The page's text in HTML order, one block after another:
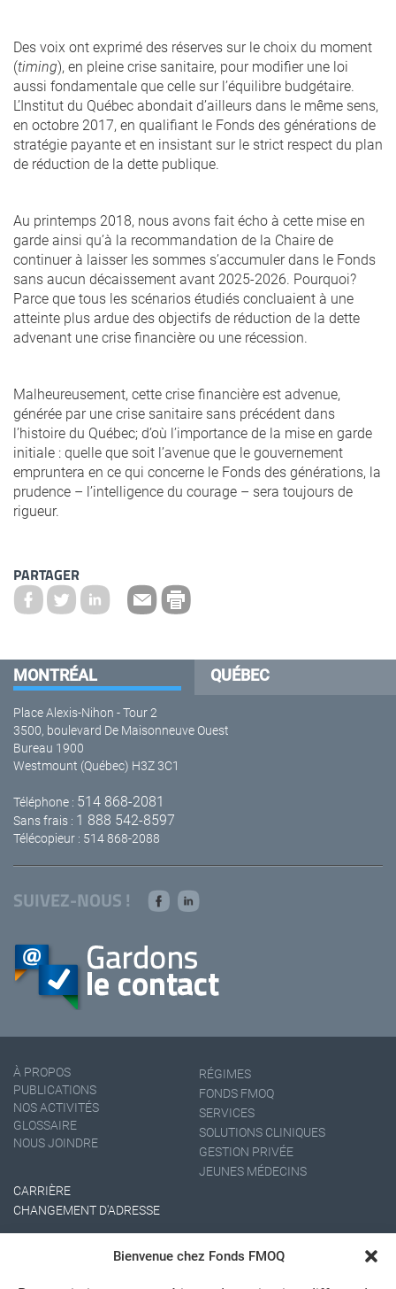
Bienvenue chez Fonds FMOQ
Des voix ont exprimé des réserves sur le choix du moment
(timing), en pleine crise sanitaire, pour modifier une loi
aussi fondamentale que celle sur l’équilibre budgétaire.
L’Institut du Québec abondait d’ailleurs dans le même sens,
en octobre 2017, en qualifiant le Fonds des générations de
stratégie payante et en insistant sur le strict respect du plan
de réduction de la dette publique.
Au printemps 2018, nous avons fait écho à cette mise en
garde ainsi qu’à la recommandation de la Chaire de
continuer à laisser les sommes s’accumuler dans le Fonds
sans aucun décaissement avant 2025-2026. Pourquoi?
Parce que tous les scénarios étudiés concluaient à une
atteinte plus ardue des objectifs de réduction de la dette
advenant une crise financière ou une récession.
Malheureusement, cette crise financière est advenue,
générée par une crise sanitaire sans précédent dans
l’histoire du Québec; d’où l’importance de la mise en garde
initiale : quelle que soit l’avenue que le gouvernement
empruntera en ce qui concerne le Fonds des générations, la
prudence – l’intelligence du courage – sera toujours de
rigueur.
PARTAGER
MONTRÉAL QUÉBEC
Place Alexis-Nihon - Tour 2
3500, boulevard De Maisonneuve Ouest
Bureau 1900
Westmount (Québec) H3Z 3C1
Téléphone : 514 868-2081
Sans frais : 1 888 542-8597
Télécopieur : 514 868-2088
SUIVEZ-NOUS !
À PROPOS
PUBLICATIONS
NOS ACTIVITÉS
GLOSSAIRE
NOUS JOINDRE
RÉGIMES
FONDS FMOQ
SERVICES
SOLUTIONS CLINIQUES
GESTION PRIVÉE
JEUNES MÉDECINS
CARRIÈRE
CHANGEMENT D'ADRESSE